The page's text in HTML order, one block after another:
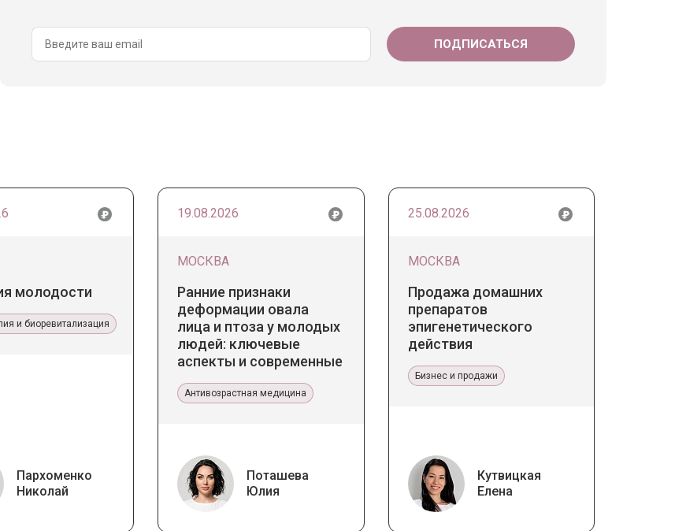
молодости
и биоревитализация
Пархоменко
Николай
19.08.2026
МОСКВА
Ранние признаки
деформации овала
лица и птоза у молодых
людей: ключевые
аспекты и современные
Антивозрастная медицина
Поташева
Юлия
25.08.2026
МОСКВА
Продажа домашних
препаратов
эпигенетического
действия
Бизнес и продажи
Кутвицкая
Елена